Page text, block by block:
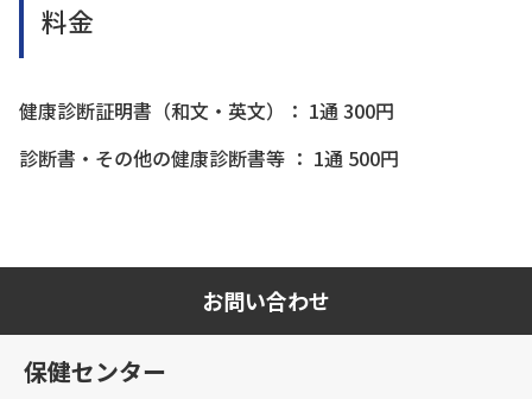
料金
健康診断証明書（和文・英文）： 1通 300円
診断書・その他の健康診断書等 ： 1通 500円
お問い合わせ
保健センター